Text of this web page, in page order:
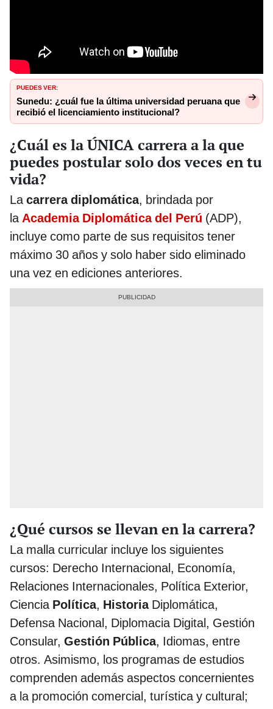
PUEDES VER:
Sunedu: ¿cuál fue la última universidad peruana que
recibió el licenciamiento institucional?
¿Cuál es la ÚNICA carrera a la que
puedes postular solo dos veces en tu
vida?
Lacarrera diplomática, brindada por
laAcademia Diplomática del Perú (ADP),
incluye como parte de sus requisitos tener
máximo 30 años y solo haber sido eliminado
una vez en ediciones anteriores.
¿Qué cursos se llevan en la carrera?
La malla curricular incluye los siguientes
cursos: Derecho Internacional, Economía,
Relaciones Internacionales, Política Exterior,
Ciencia Política, HistoriaDiplomática,
Defensa Nacional, Diplomacia Digital, Gestión
Consular, Gestión Pública, Idiomas, entre
otros. Asimismo, los programas de estudios
comprenden además aspectos concernientes
a la promoción comercial, turística y cultural;